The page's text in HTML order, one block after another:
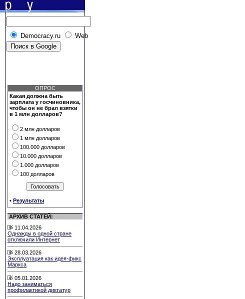
Democracy.ru Web
ОПРОС
Какая должна быть
зарплата у госчиновника,
чтобы он не брал взятки
в 1 млн долларов?
2 млн долларов
1 млн долларов
100.000 долларов
10.000 долларов
1.000 долларов
100 долларов
• Результаты
АРХИВ СТАТЕЙ:
11.04.2026
Однажды в одной стране
отключили Интернет
28.03.2026
Эксплуатация как идея-фикс
Маркса
05.01.2026
Надо заниматься
профилактикой диктатур